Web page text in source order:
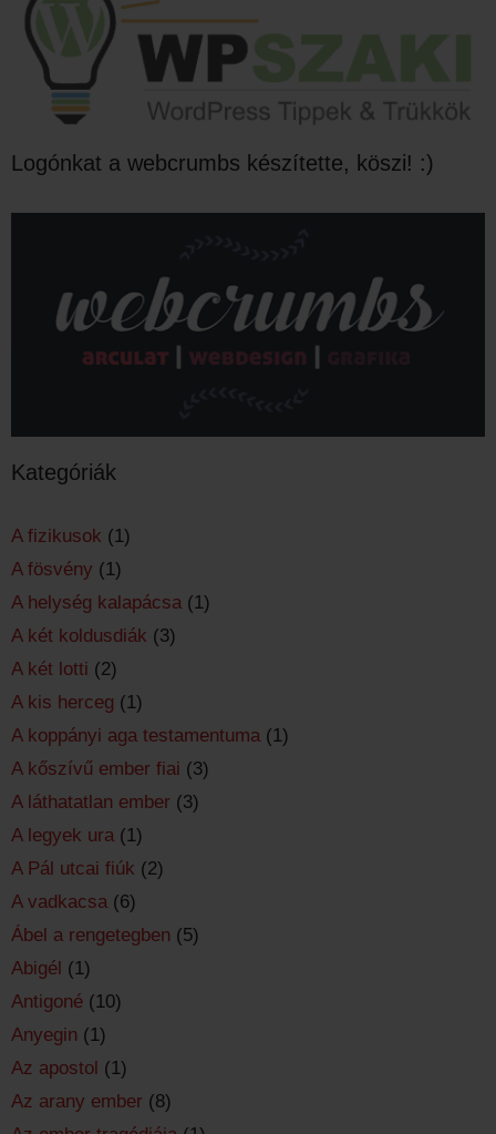
Logónkat a webcrumbs készítette, köszi! :)
Kategóriák
A fizikusok (1)
A fösvény (1)
A helység kalapácsa (1)
A két koldusdiák (3)
A két lotti (2)
A kis herceg (1)
A koppányi aga testamentuma (1)
A kőszívű ember fiai (3)
A láthatatlan ember (3)
A legyek ura (1)
A Pál utcai fiúk (2)
A vadkacsa (6)
Ábel a rengetegben (5)
Abigél (1)
Antigoné (10)
Anyegin (1)
Az apostol (1)
Az arany ember (8)